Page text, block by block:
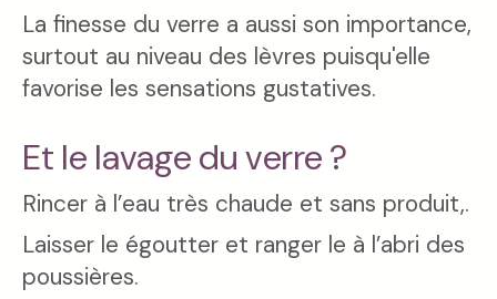
La finesse du verre a aussi son importance,
surtout au niveau des lèvres puisqu'elle
favorise les sensations gustatives.
Et le lavage du verre ?
Rincer à l’eau très chaude et sans produit,.
Laisser le égoutter et ranger le à l’abri des
poussières.